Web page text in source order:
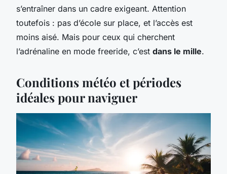
s’entraîner dans un cadre exigeant. Attention
toutefois : pas d’école sur place, et l’accès est
moins aisé. Mais pour ceux qui cherchent
l’adrénaline en mode freeride, c’est dans le mille.
Conditions météo et périodes
idéales pour naviguer